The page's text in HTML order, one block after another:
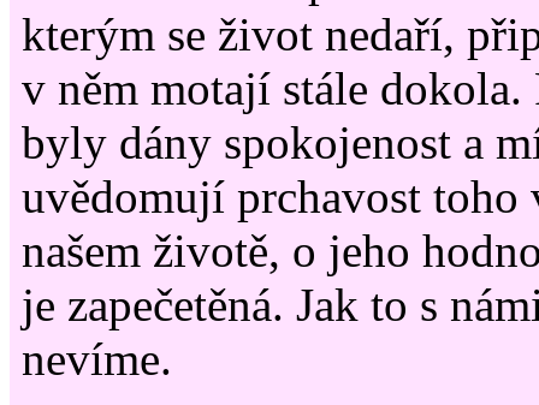
kterým se život nedaří,
v něm motají stále dokola.
byly dány spokojenost a
uvědomují prchavost toho
našem životě, o jeho
je zapečetěná. Jak to s
nevíme.